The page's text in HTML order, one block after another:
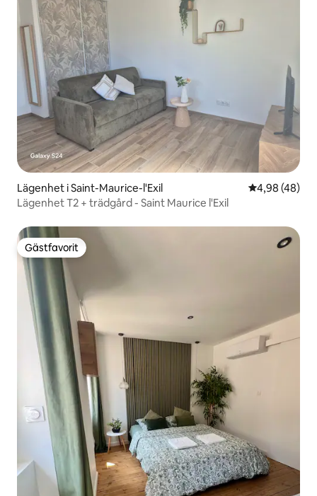
Lägenhet i Saint-Maurice-l'Exil 4,98 av 5 i
4,98 (48)
Lägenhet T2 + trädgård - Saint Maurice l'Exil
Gästfavorit
Gästfavorit